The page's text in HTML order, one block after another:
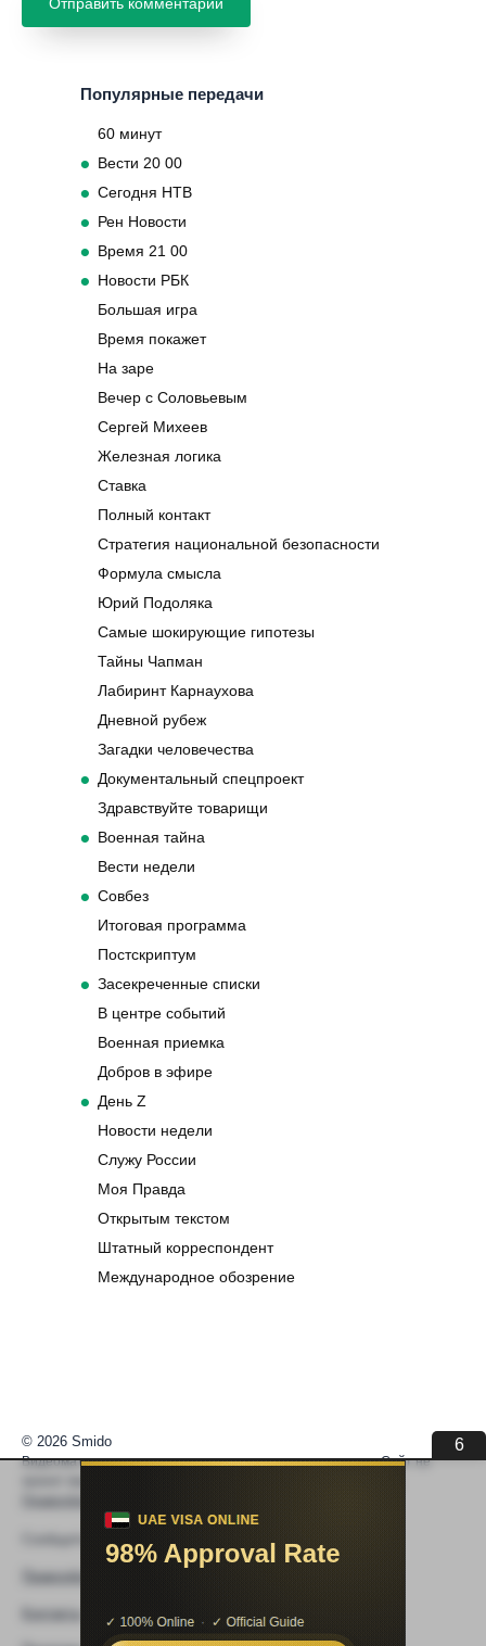
Популярные передачи
60 минут
Вести 20 00
Сегодня НТВ
Рен Новости
Время 21 00
Новости РБК
Большая игра
Время покажет
На заре
Вечер с Соловьевым
Сергей Михеев
Железная логика
Ставка
Полный контакт
Стратегия национальной безопасности
Формула смысла
Юрий Подоляка
Самые шокирующие гипотезы
Тайны Чапман
Лабиринт Карнаухова
Дневной рубеж
Загадки человечества
Документальный спецпроект
Здравствуйте товарищи
Военная тайна
Вести недели
Совбез
Итоговая программа
Постскриптум
Засекреченные списки
В центре событий
Военная приемка
Добров в эфире
День Z
Новости недели
Служу России
Моя Правда
Открытым текстом
Штатный корреспондент
Международное обозрение
6
© 2026 Smido
Видеоматериалы встраиваются из открытых источников. Сайт не
Видео не работает